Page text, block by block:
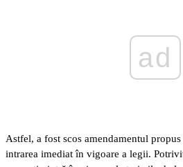
ad
Astfel, a fost scos amendamentul
intrarea imediat în vigoare a legii.